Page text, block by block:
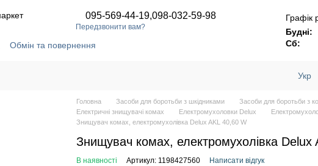
095-569-44-19,098-032-59-98
Передзвонити вам?
Обмін та повернення
Графік
Будні:
Сб:
Укр
Головна Засоби для боротьби з шкідниками
Засоби для боротьби з
Електричні знищувачі комах
Електромухоловки Delux
Знищувач комах, електромухолівка Delux AKL 40,60 W
Знищувач комах, електромухолівка Delux
В наявності Артикул: 1198427560 Написати відгук